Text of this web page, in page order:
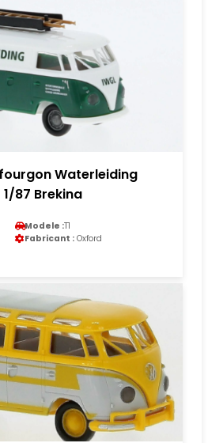
Waterleiding
87 Brekina
Modele :T1
Fabricant : Oxford